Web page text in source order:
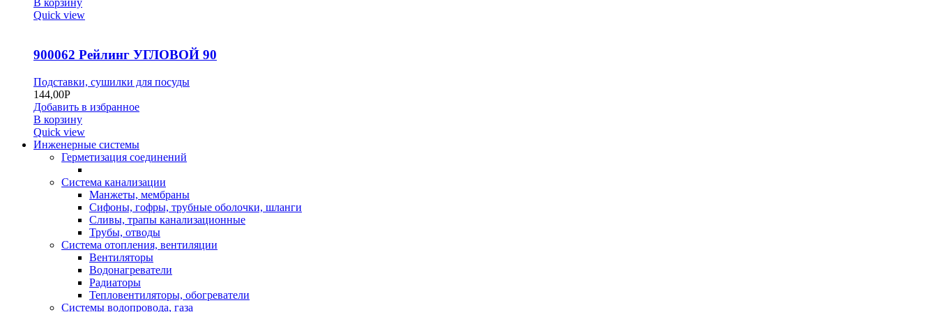
В корзину
Quick view
900062 Рейлинг УГЛОВОЙ 90
Подставки, сушилки для посуды
144,00Р
Добавить в избранное
В корзину
Quick view
Инженерные системы
Герметизация соединений
Система канализации
Манжеты, мембраны
Сифоны, гофры, трубные оболочки, шланги
Сливы, трапы канализационные
Трубы, отводы
Система отопления, вентиляции
Вентиляторы
Водонагреватели
Радиаторы
Тепловентиляторы, обогреватели
Системы водопровода, газа